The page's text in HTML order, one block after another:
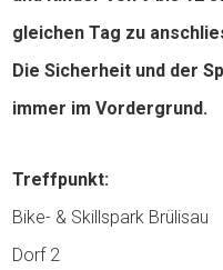
gleichen Tag zu
Die Sicherheit und der
immer im Vordergrund.
Treffpunkt:
Bike- & Skillspark Brülisau
Dorf 2